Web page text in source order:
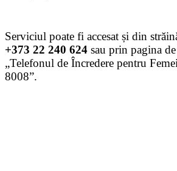
Serviciul poate fi accesat și din
+373 22 240 624 sau prin pagina
„Telefonul de Încredere pentru
8008”.